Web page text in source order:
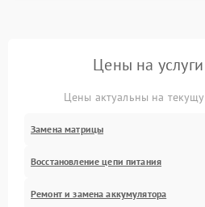
Цены на
Цены актуальны на
Замена матрицы
Восстановление цепи питания
Ремонт и замена аккумулятора